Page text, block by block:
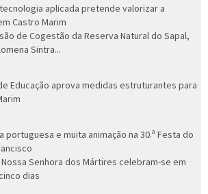
aplicada pretende valorizar a
Castro Marim
de Cogestão da Reserva Natural do Sapal,
Sintra...
Educação aprova medidas estruturantes para
portuguesa e muita animação na 30.ª Festa do
Senhora dos Mártires celebram-se em
dias